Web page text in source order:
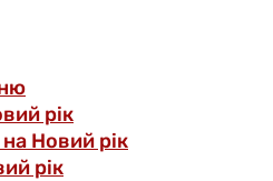
рік
на Новий рік
рік